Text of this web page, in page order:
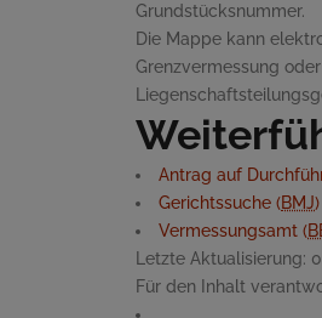
Grundstücksnummer.
Die Mappe kann
Grenzvermessung
Antrag auf
Gerichtssuche (BMJ)
Vermessungsamt (
Letzte Aktualisierung:
Für den Inhalt